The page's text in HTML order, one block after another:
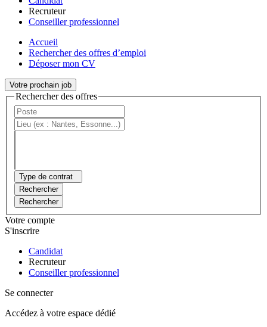
Recruteur
Conseiller professionnel
Accueil
Rechercher des offres d’emploi
Déposer mon CV
Votre prochain job
Rechercher des offres
Type de contrat
Rechercher
Rechercher
Votre compte
S'inscrire
Candidat
Recruteur
Conseiller professionnel
Se connecter
Accédez à votre espace dédié